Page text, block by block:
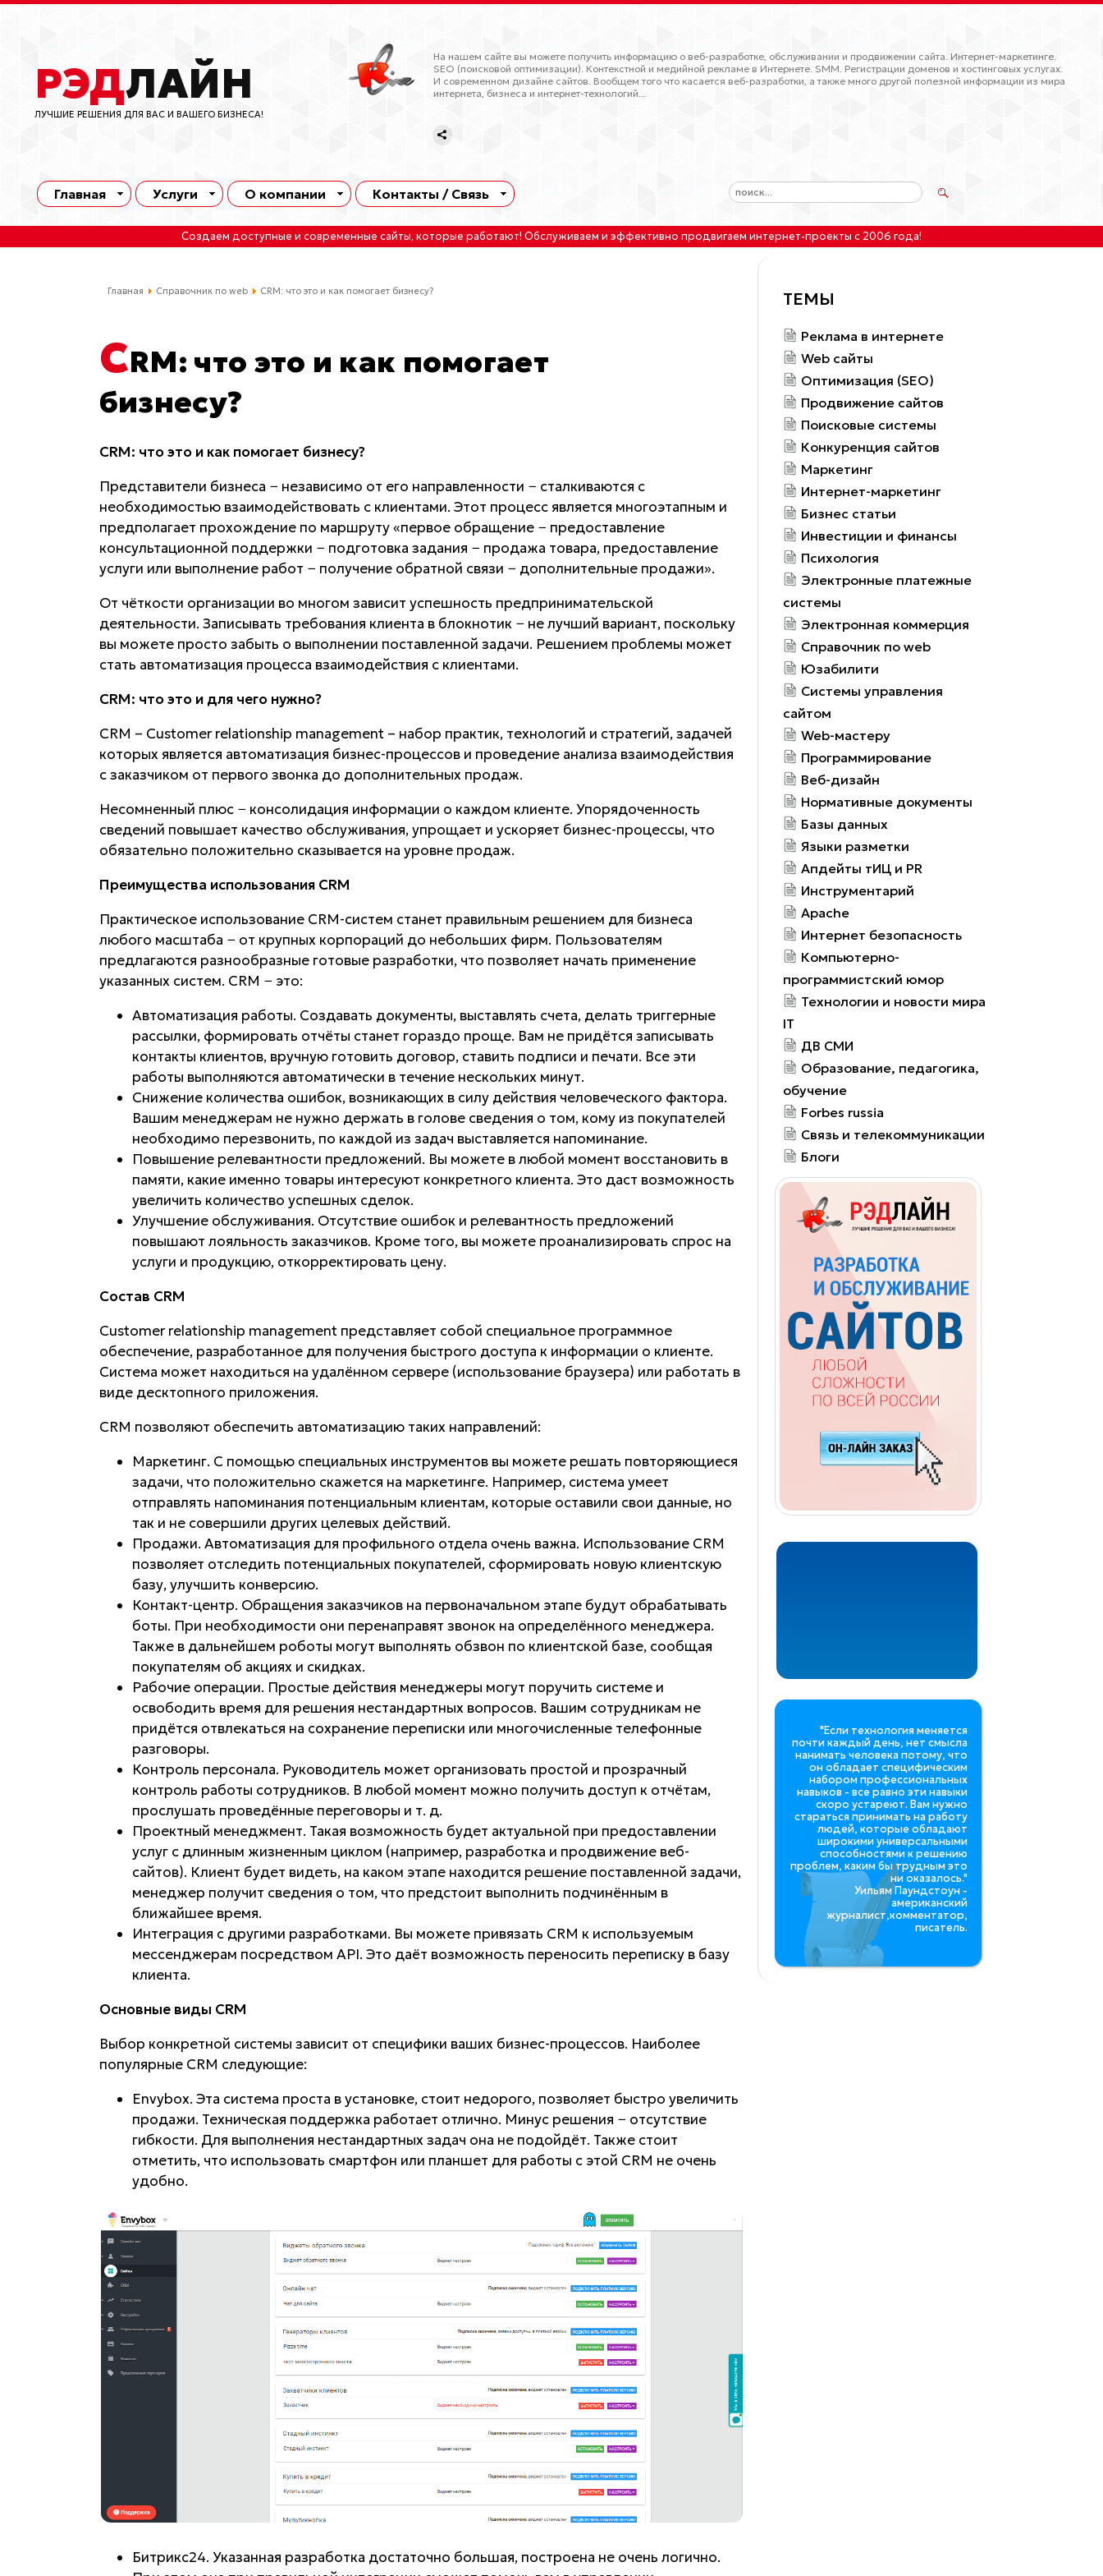
РЭДЛАЙН
ЛУЧШИЕ РЕШЕНИЯ ДЛЯ ВАС И ВАШЕГО БИЗНЕСА!
На нашем сайте вы можете получить информацию о веб-разработке, обслуживании и продвижении сайта. Интернет-маркетинге.
SEO (поисковой оптимизации). Контекстной и медийной рекламе в Интернете. SMM. Регистрации доменов и хостинговых услугах.
И современном дизайне сайтов. Вообщем того что касается веб-разработки, а также много другой полезной информации из мира
интернета, бизнеса и интернет-технологий...
Главная Услуги О компании Контакты / Связь
Создаем доступные и современные сайты, которые работают! Обслуживаем и эффективно продвигаем интернет-проекты с 2006 года!
Главная Справочник по web CRM: что это и как помогает бизнесу?
CRM: что это и как помогает
бизнесу?
CRM: что это и как помогает бизнесу?
Представители бизнеса − независимо от его направленности − сталкиваются с
необходимостью взаимодействовать с клиентами. Этот процесс является многоэтапным и
предполагает прохождение по маршруту «первое обращение − предоставление
консультационной поддержки − подготовка задания − продажа товара, предоставление
услуги или выполнение работ − получение обратной связи − дополнительные продажи».
От чёткости организации во многом зависит успешность предпринимательской
деятельности. Записывать требования клиента в блокнотик − не лучший вариант, поскольку
вы можете просто забыть о выполнении поставленной задачи. Решением проблемы может
стать автоматизация процесса взаимодействия с клиентами.
CRM: что это и для чего нужно?
CRM – Customer relationship management – набор практик, технологий и стратегий, задачей
которых является автоматизация бизнес-процессов и проведение анализа взаимодействия
с заказчиком от первого звонка до дополнительных продаж.
Несомненный плюс − консолидация информации о каждом клиенте. Упорядоченность
сведений повышает качество обслуживания, упрощает и ускоряет бизнес-процессы, что
обязательно положительно сказывается на уровне продаж.
Преимущества использования CRM
Практическое использование CRM-систем станет правильным решением для бизнеса
любого масштаба − от крупных корпораций до небольших фирм. Пользователям
предлагаются разнообразные готовые разработки, что позволяет начать применение
указанных систем. CRM − это:
Автоматизация работы. Создавать документы, выставлять счета, делать триггерные
рассылки, формировать отчёты станет гораздо проще. Вам не придётся записывать
контакты клиентов, вручную готовить договор, ставить подписи и печати. Все эти
работы выполняются автоматически в течение нескольких минут.
Снижение количества ошибок, возникающих в силу действия человеческого фактора.
Вашим менеджерам не нужно держать в голове сведения о том, кому из покупателей
необходимо перезвонить, по каждой из задач выставляется напоминание.
Повышение релевантности предложений. Вы можете в любой момент восстановить в
памяти, какие именно товары интересуют конкретного клиента. Это даст возможность
увеличить количество успешных сделок.
Улучшение обслуживания. Отсутствие ошибок и релевантность предложений
повышают лояльность заказчиков. Кроме того, вы можете проанализировать спрос на
услуги и продукцию, откорректировать цену.
Состав CRM
Customer relationship management представляет собой специальное программное
обеспечение, разработанное для получения быстрого доступа к информации о клиенте.
Система может находиться на удалённом сервере (использование браузера) или работать в
виде десктопного приложения.
CRM позволяют обеспечить автоматизацию таких направлений:
Маркетинг. С помощью специальных инструментов вы можете решать повторяющиеся
задачи, что положительно скажется на маркетинге. Например, система умеет
отправлять напоминания потенциальным клиентам, которые оставили свои данные, но
так и не совершили других целевых действий.
Продажи. Автоматизация для профильного отдела очень важна. Использование CRM
позволяет отследить потенциальных покупателей, сформировать новую клиентскую
базу, улучшить конверсию.
Контакт-центр. Обращения заказчиков на первоначальном этапе будут обрабатывать
боты. При необходимости они перенаправят звонок на определённого менеджера.
Также в дальнейшем роботы могут выполнять обзвон по клиентской базе, сообщая
покупателям об акциях и скидках.
Рабочие операции. Простые действия менеджеры могут поручить системе и
освободить время для решения нестандартных вопросов. Вашим сотрудникам не
придётся отвлекаться на сохранение переписки или многочисленные телефонные
разговоры.
Контроль персонала. Руководитель может организовать простой и прозрачный
контроль работы сотрудников. В любой момент можно получить доступ к отчётам,
прослушать проведённые переговоры и т. д.
Проектный менеджмент. Такая возможность будет актуальной при предоставлении
услуг с длинным жизненным циклом (например, разработка и продвижение веб-
сайтов). Клиент будет видеть, на каком этапе находится решение поставленной задачи,
менеджер получит сведения о том, что предстоит выполнить подчинённым в
ближайшее время.
Интеграция с другими разработками. Вы можете привязать CRM к используемым
мессенджерам посредством API. Это даёт возможность переносить переписку в базу
клиента.
Основные виды CRM
Выбор конкретной системы зависит от специфики ваших бизнес-процессов. Наиболее
популярные CRM следующие:
Envybox. Эта система проста в установке, стоит недорого, позволяет быстро увеличить
продажи. Техническая поддержка работает отлично. Минус решения − отсутствие
гибкости. Для выполнения нестандартных задач она не подойдёт. Также стоит
отметить, что использовать смартфон или планшет для работы с этой CRM не очень
удобно.
Битрикс24. Указанная разработка достаточно большая, построена не очень логично.
ТЕМЫ
Реклама в интернете
Web сайты
Оптимизация (SEO)
Продвижение сайтов
Поисковые системы
Конкуренция сайтов
Маркетинг
Интернет-маркетинг
Бизнес статьи
Инвестиции и финансы
Психология
Электронные платежные
системы
Электронная коммерция
Справочник по web
Юзабилити
Системы управления
сайтом
Web-мастеру
Программирование
Веб-дизайн
Нормативные документы
Базы данных
Языки разметки
Апдейты тИЦ и PR
Инструментарий
Apache
Интернет безопасность
Компьютерно-
программистский юмор
Технологии и новости мира
IT
ДВ СМИ
Образование, педагогика,
обучение
Forbes russia
Связь и телекоммуникации
Блоги
"Если технология меняется
почти каждый день, нет смысла
нанимать человека потому, что
он обладает специфическим
набором профессиональных
навыков - все равно эти навыки
скоро устареют. Вам нужно
стараться принимать на работу
людей, которые обладают
широкими универсальными
способностями к решению
проблем, каким бы трудным это
ни оказалось."
Уильям Паундстоун -
американский
журналист,комментатор,
писатель.